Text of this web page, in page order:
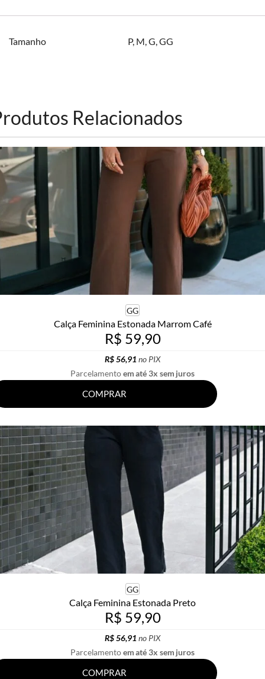
Tamanho P, M,G,GG
Relacionados
GG
Calça Feminina Estonada Marrom Café
R$ 59,90
R$ 56,91 no PIX
Parcelamentoem até 3x sem juros
COMPRAR
GG
Calça Feminina Estonada Preto
R$ 59,90
R$ 56,91 no PIX
Parcelamentoem até 3x sem juros
COMPRAR